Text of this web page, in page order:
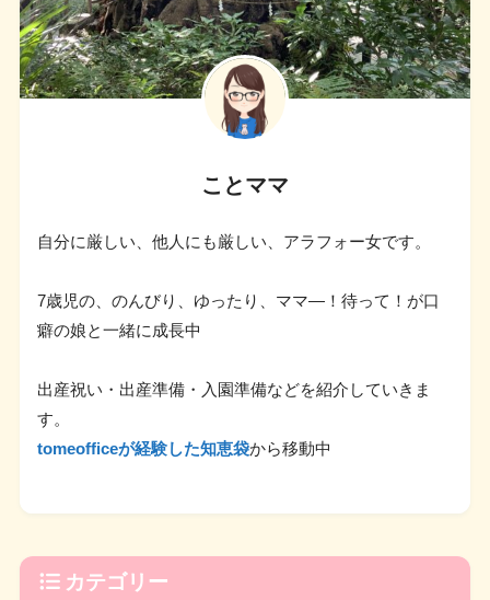
7歳児の、のんびり、ゆったり、ママ―！待って！が口
出産祝い・出産準備・入園準備などを紹介していきま
す。